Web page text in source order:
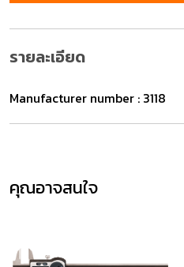
รายละเอียด
Manufacturer number : 3118
คุณอาจสนใจ